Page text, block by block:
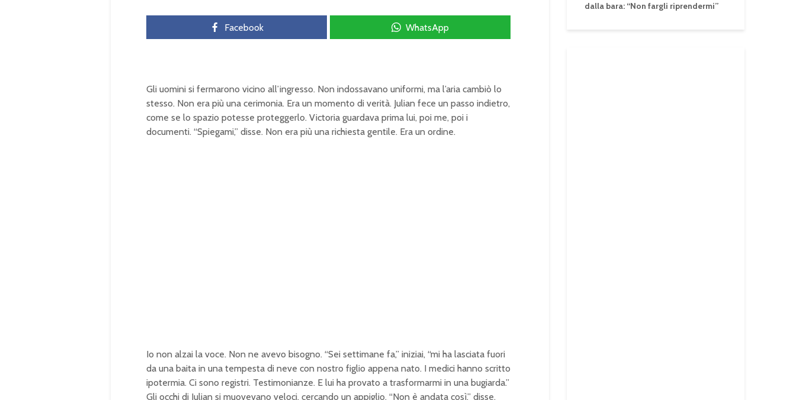
Facebook WhatsApp
Gli uomini si fermarono vicino all’ingresso. Non indossavano uniformi, ma l’aria cambiò lo
stesso. Non era più una cerimonia. Era un momento di verità. Julian fece un passo indietro,
come se lo spazio potesse proteggerlo. Victoria guardava prima lui, poi me, poi i
documenti. “Spiegami,” disse. Non era più una richiesta gentile. Era un ordine.
Io non alzai la voce. Non ne avevo bisogno. “Sei settimane fa,” iniziai, “mi ha lasciata fuori
da una baita in una tempesta di neve con nostro figlio appena nato. I medici hanno scritto
ipotermia. Ci sono registri. Testimonianze. E lui ha provato a trasformarmi in una bugiarda.”
Gli occhi di Julian si muovevano veloci, cercando un appiglio. “Non è andata così,” disse.
dalla bara: “Non fargli riprendermi”